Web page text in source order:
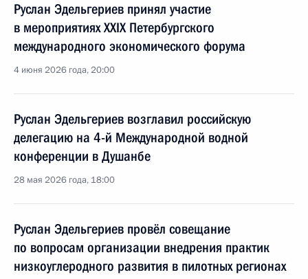
Руслан Эдельгериев принял участие
в мероприятиях XXIX Петербургского
международного экономического форума
4 июня 2026 года, 20:00
Руслан Эдельгериев возглавил российскую
делегацию на 4-й Международной водной
конференции в Душанбе
28 мая 2026 года, 18:00
Руслан Эдельгериев провёл совещание
по вопросам организации внедрения практик
низкоуглеродного развития в пилотных регионах